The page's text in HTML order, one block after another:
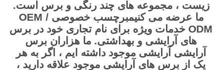
زیست ، مجموعه های چند رنگی و برس است.
ما عرضه می کنیم
برچسب خصوصی OEM /
ODM خدمات ویژه برای نام تجاری خود در برس
های آرایشی و بهداشتی. ما هزاران برس
آرایشی آرایشی موجود داشته ایم ، اگر به هر
یک از برس های آرایشی موجود علاقه دارید ،